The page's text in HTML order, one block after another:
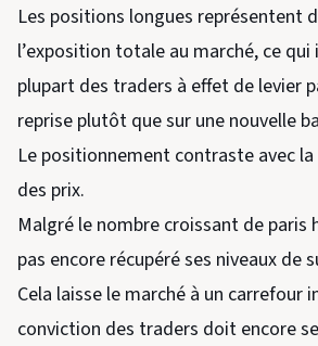
Les positions longues représentent
l’exposition totale au marché, ce qui
plupart des traders à effet de levier
reprise plutôt que sur une nouvelle
Le positionnement contraste avec
des prix.
Malgré le nombre croissant de paris
pas encore récupéré ses niveaux de
Cela laisse le marché à un carrefour
conviction des traders doit encore